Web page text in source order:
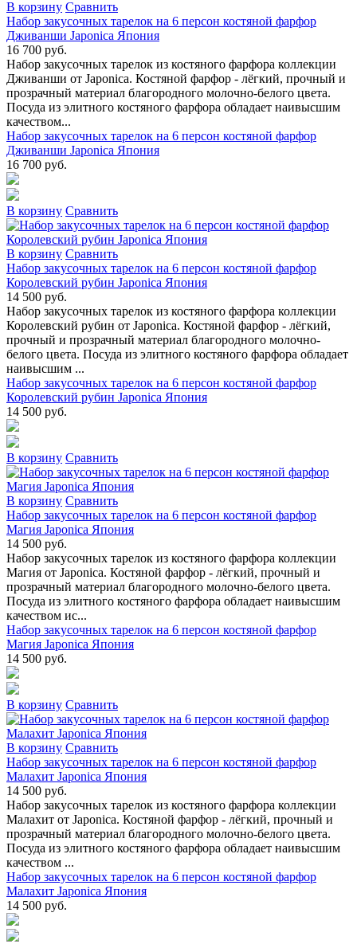
В коpзину Сpавнить
Набор закусочных тарелок на 6 персон костяной фарфор
Дживанши Japonica Япония
16 700 руб.
Набор закусочных тарелок из костяного фарфора коллекции
Дживанши от Japonica. Костяной фарфор - лёгкий, прочный и
прозрачный материал благородного молочно-белого цвета.
Посуда из элитного костяного фарфора обладает наивысшим
качеством...
Набор закусочных тарелок на 6 персон костяной фарфор
Дживанши Japonica Япония
16 700 руб.
В коpзину Сpавнить
В коpзину Сpавнить
Набор закусочных тарелок на 6 персон костяной фарфор
Королевский рубин Japonica Япония
14 500 руб.
Набор закусочных тарелок из костяного фарфора коллекции
Королевский рубин от Japonica. Костяной фарфор - лёгкий,
прочный и прозрачный материал благородного молочно-
белого цвета. Посуда из элитного костяного фарфора обладает
наивысшим ...
Набор закусочных тарелок на 6 персон костяной фарфор
Королевский рубин Japonica Япония
14 500 руб.
В коpзину Сpавнить
В коpзину Сpавнить
Набор закусочных тарелок на 6 персон костяной фарфор
Магия Japonica Япония
14 500 руб.
Набор закусочных тарелок из костяного фарфора коллекции
Магия от Japonica. Костяной фарфор - лёгкий, прочный и
прозрачный материал благородного молочно-белого цвета.
Посуда из элитного костяного фарфора обладает наивысшим
качеством ис...
Набор закусочных тарелок на 6 персон костяной фарфор
Магия Japonica Япония
14 500 руб.
В коpзину Сpавнить
В коpзину Сpавнить
Набор закусочных тарелок на 6 персон костяной фарфор
Малахит Japonica Япония
14 500 руб.
Набор закусочных тарелок из костяного фарфора коллекции
Малахит от Japonica. Костяной фарфор - лёгкий, прочный и
прозрачный материал благородного молочно-белого цвета.
Посуда из элитного костяного фарфора обладает наивысшим
качеством ...
Набор закусочных тарелок на 6 персон костяной фарфор
Малахит Japonica Япония
14 500 руб.